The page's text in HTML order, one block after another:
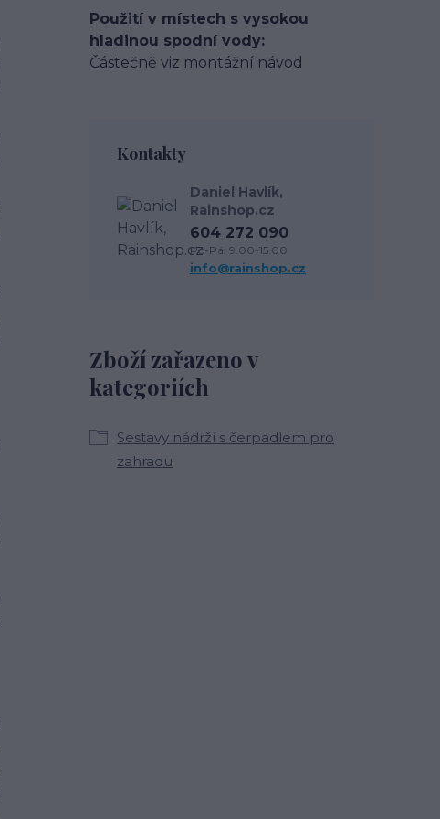
Použití v místech s vysokou
hladinou spodní vody
Částečně viz montážní návod
Zboží zařazeno v
kategoriích
Sestavy nádrží s čerpadlem pro
zahradu
Kontakty
Daniel Havlík,
Rainshop.cz
604 272 090
Po-Pá: 9.00-15.00
info@rainshop.cz